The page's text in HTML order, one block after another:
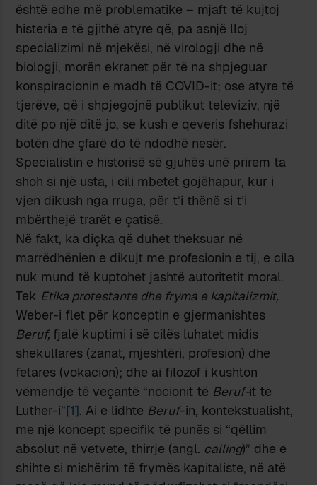
është edhe më problematike – mjaft të kujtoj
histeria e të gjithë atyre që, pa asnjë lloj
specializimi në mjekësi, në virologji dhe në
biologji, morën ekranet për të na shpjeguar
konspiracionin e madh të COVID-it; ose atyre të
tjerëve, që i shpjegojnë publikut televiziv, një
ditë po një ditë jo, se kush e qeveris fshehurazi
botën dhe çfarë do të ndodhë nesër.
Specialistin e historisë së gjuhës unë prirem ta
shoh si një usta, i cili mbetet gojëhapur, kur i
vjen dikush nga rruga, për t’i thënë si t’i
mbërthejë trarët e çatisë.
Në fakt, ka diçka që duhet theksuar në
marrëdhënien e dikujt me profesionin e tij, e cila
nuk mund të kuptohet jashtë autoritetit moral.
Tek Etika protestante dhe fryma e kapitalizmit,
Weber-i flet për konceptin e gjermanishtes
Beruf, fjalë kuptimi i së cilës luhatet midis
shekullares (zanat, mjeshtëri, profesion) dhe
fetares (vokacion); dhe ai filozof i kushton
vëmendje të veçantë “nocionit të Beruf-it te
Luther-i”[1]. Ai e lidhte Beruf-in, kontekstualisht,
me një koncept specifik të punës si “qëllim
absolut në vetvete, thirrje (angl. calling)” dhe e
shihte si mishërim të frymës kapitaliste, në atë